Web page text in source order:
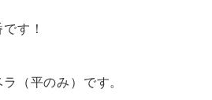
す！
（平のみ）です。